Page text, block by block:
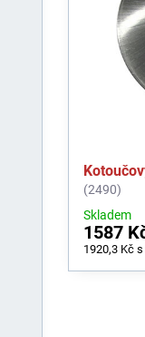
(2490)
Skladem
1587
1920,3 Kčs